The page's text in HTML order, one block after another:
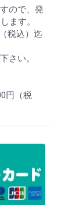
ので、発
ます。
税込）迄
さい。
円（税